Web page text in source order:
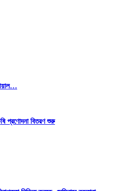
প্রণোদনা বিতরণ শুরু